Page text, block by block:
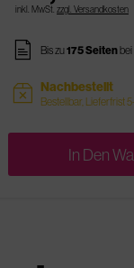
inkl. MwSt. zzgl. Versandkosten
pages Bis zu175 Seiten
sold Nachbestellt
Bestellbar, Lieferfrist
In Den